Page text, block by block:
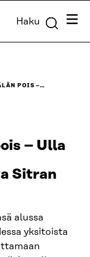
Haku
POIS –…
– Ulla
Sitran
alussa
yksitoista